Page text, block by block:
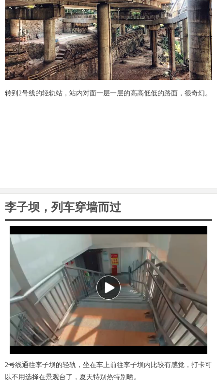
转到2号线的轻轨站，站内对面一层一层的高高低低的路面，很奇幻。
李子坝，列车穿墙而过
P
l
a
y
2号线通往李子坝的轻轨，坐在车上前往李子坝内比较有感觉，打卡可
以不用选择在景观台了，夏天特别热特别晒。